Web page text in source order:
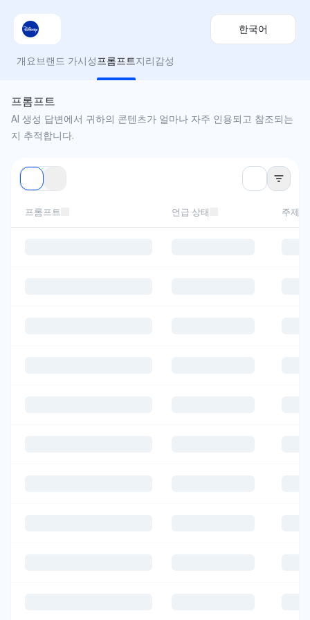
한국어
개요 브랜드 가시성 프롬프트지리감성
프롬프트
AI 생성 답변에서 귀하의 콘텐츠가 얼마나 자주 인용되고 참조되는
지 추적합니다.
프롬프트 언급 상태 주제